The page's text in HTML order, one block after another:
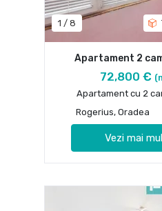
1 / 8
Apartament 2
72,800 €
Apartament cu 2
Rogerius, Oradea
Vezi mai